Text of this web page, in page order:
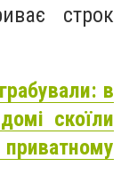
строк
в
скоїли